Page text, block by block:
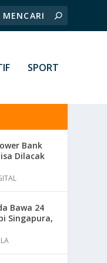
SPORT
Bank
Dilacak
Bawa 24
Singapura,